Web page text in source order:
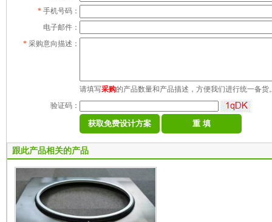
* 手机号码：
电子邮件：
* 采购意向描述：
请填写采购的产品数量和产品描述，方便我们进行统一备货
验证码：
跟此产品相关的产品